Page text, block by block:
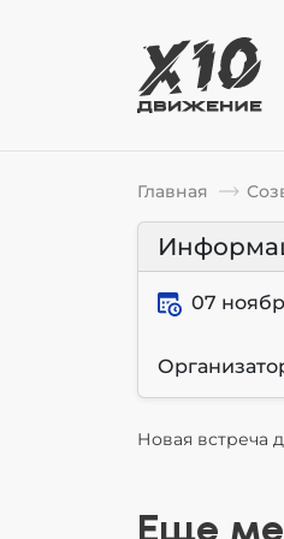
Главная
07
Новая встреча
Еще